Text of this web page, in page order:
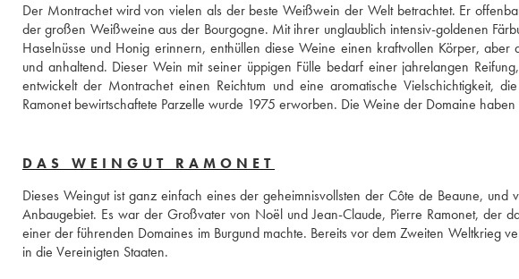
Der Montrachet wird von vielen als der beste Weißwein der Welt betrachtet. Er
der großen Weißweine aus der Bourgogne. Mit ihrer unglaublich intensiv-goldenen
Haselnüsse und Honig erinnern, enthüllen diese Weine einen kraftvollen Körper, aber
und anhaltend. Dieser Wein mit seiner üppigen Fülle bedarf einer jahrelangen
entwickelt der Montrachet einen Reichtum und eine aromatische Vielschichtigkeit,
DAS WEINGUT RAMONET
Dieses Weingut ist ganz einfach eines der geheimnisvollsten der Côte de Beaune,
Anbaugebiet. Es war der Großvater von Noël und Jean-Claude, Pierre Ramonet, der
einer der führenden Domaines im Burgund machte. Bereits vor dem Zweiten Weltkrieg
in die Vereinigten Staaten.